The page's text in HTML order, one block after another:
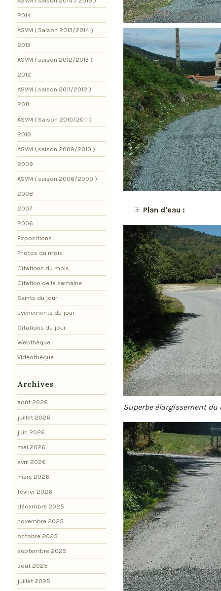
Plan d'eau :
Superbe élargissement du
2014
ASVM ( Saison 2013/2014 )
2013
ASVM ( saison 2012/2013 )
2012
ASVM ( saison 2011/2012 )
2011
ASVM ( Saison 2010/2011 )
2010
ASVM ( saison 2009/2010 )
2009
ASVM ( saison 2008/2009 )
2008
2007
2006
Expositions
Photos du mois
Citations du mois
Citation de la semaine
Saints du jour
Evénements du jour
Citations du jour
Webthèque
Vidéothèque
Archives
août 2026
juillet 2026
juin 2026
mai 2026
avril 2026
mars 2026
février 2026
décembre 2025
novembre 2025
octobre 2025
septembre 2025
août 2025
juillet 2025